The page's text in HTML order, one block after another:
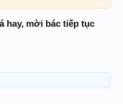
hay, mời bác tiếp tục